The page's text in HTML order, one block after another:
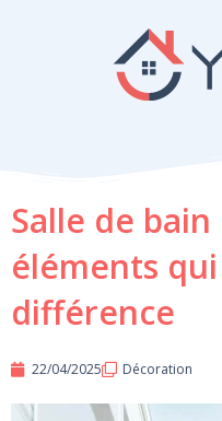
Salle de
éléments
différence
22/04/2025 Décoration